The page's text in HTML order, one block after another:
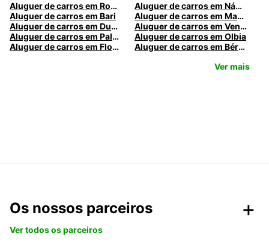
Aluguer de carros em Roma
Aluguer de carros em Nápoles
Aluguer de carros em Bari
Aluguer de carros em Madrid
Aluguer de carros em Dublin
Aluguer de carros em Veneza
Aluguer de carros em Palermo
Aluguer de carros em Olbia
Aluguer de carros em Florença
Aluguer de carros em Bérgamo
Ver mais
Os nossos parceiros
Ver todos os parceiros